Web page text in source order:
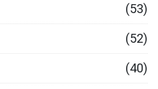
(53)
(52)
(40)